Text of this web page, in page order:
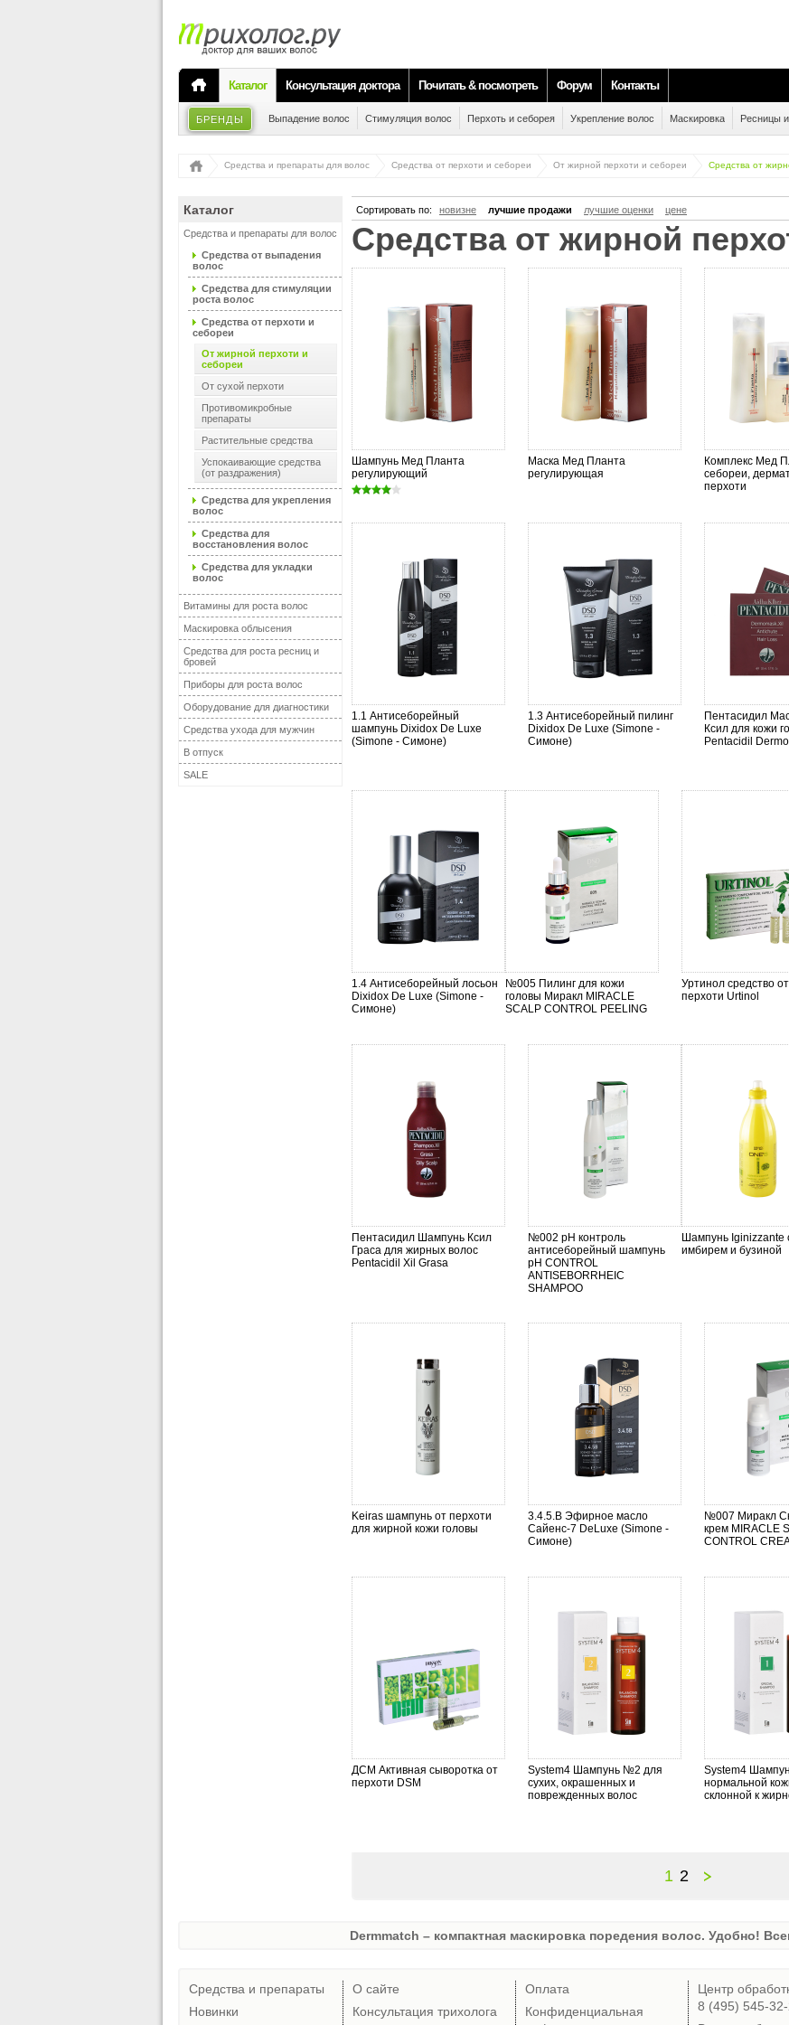
Каталог Консультация доктора Почитать & посмотреть Форум Контакты
БРЕНДЫ Выпадение волос Стимуляция волос Перхоть и себорея Укрепление волос Маскировка Ресницы
Средства и препараты для волос Средства от перхоти и себореи От жирной перхоти и себореи Средства от
Каталог
Средства и препараты для волос
Средства от выпадения
волос
Средства для стимуляции
роста волос
Средства от перхоти и
себореи
От жирной перхоти и
себореи
От сухой перхоти
Противомикробные
препараты
Растительные средства
Успокаивающие средства
(от раздражения)
Средства для укрепления
волос
Средства для
восстановления волос
Средства для укладки
волос
Витамины для роста волос
Маскировка облысения
Средства для роста ресниц и
бровей
Приборы для роста волос
Оборудование для диагностики
Средства ухода для мужчин
В отпуск
SALE
Сортировать по: новизне лучшие продажи лучшие оценки цене
Средства от жирной
Шампунь Мед Планта
регулирующий
Маска Мед Планта
регулирующая
Комплекс Мед
себореи,
перхоти
1.1 Антисеборейный
шампунь Dixidox De Luxe
(Simone - Симоне)
1.3 Антисеборейный пилинг
Dixidox De Luxe (Simone -
Симоне)
Пентасидил
Ксил для кожи
Pentacidil
1.4 Антисеборейный лосьон
Dixidox De Luxe (Simone -
Симоне)
№005 Пилинг для кожи
головы Миракл MIRACLE
SCALP CONTROL PEELING
Уртинол средство
перхоти Urtinol
Пентасидил Шампунь Ксил
Граса для жирных волос
Pentacidil Xil Grasa
№002 pH контроль
антисеборейный шампунь
pH CONTROL
ANTISEBORRHEIC
SHAMPOO
Шампунь Iginizzante
имбирем и бузиной
Keiras шампунь от перхоти
для жирной кожи головы
3.4.5.B Эфирное масло
Сайенс-7 DeLuxe (Simone -
Симоне)
№007 Миракл
крем MIRACLE
CONTROL
ДСМ Активная сыворотка от
перхоти DSM
System4 Шампунь №2 для
сухих, окрашенных и
поврежденных волос
System4
нормальной
склонной к
1 2
Dermmatch – компактная маскировка поредения волос. Удобно!
Средства и препараты
Новинки
О сайте
Консультация трихолога
Оплата
Конфиденциальная
Центр
8 (495) 545-